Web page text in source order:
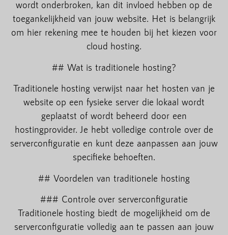
wordt onderbroken, kan dit invloed hebben op de
toegankelijkheid van jouw website. Het is belangrijk
om hier rekening mee te houden bij het kiezen voor
cloud hosting.
## Wat is traditionele hosting?
Traditionele hosting verwijst naar het hosten van je
website op een fysieke server die lokaal wordt
geplaatst of wordt beheerd door een
hostingprovider. Je hebt volledige controle over de
serverconfiguratie en kunt deze aanpassen aan jouw
specifieke behoeften.
## Voordelen van traditionele hosting
### Controle over serverconfiguratie
Traditionele hosting biedt de mogelijkheid om de
serverconfiguratie volledig aan te passen aan jouw